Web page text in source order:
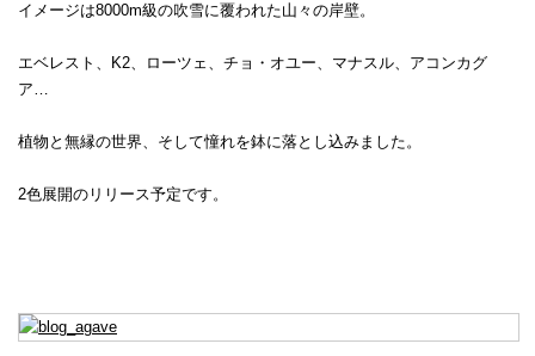
イメージは8000m級の吹雪に覆われた山々の岸壁。
エベレスト、K2、ローツェ、チョ・オユー、マナスル、アコンカグ
ア…
植物と無縁の世界、そして憧れを鉢に落とし込みました。
2色展開のリリース予定です。